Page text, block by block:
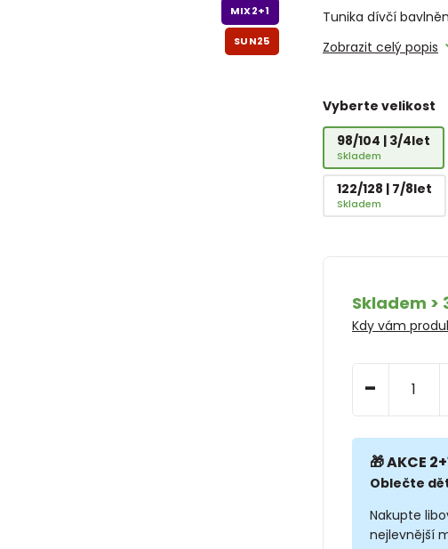
Tunika dívčí
Zobrazit celý popis
Vyberte velikost
98/104 | 3/4let
Skladem
122/128 | 7/8let
Skladem
Skladem >
Kdy vám
-
🎁 AKCE
Oblečte
Nakupte
nejlevnější
MIX2+1
SUN25